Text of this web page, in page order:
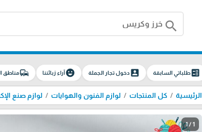
search
ballotطلباتي السابقة account_boxدخول تجار الجملة emoji_emotionsآراء زبائننا commuteمناطق
الرئيسية كل المنتجات لوازم الفنون والهوايات لوازم صنع
1 / 1